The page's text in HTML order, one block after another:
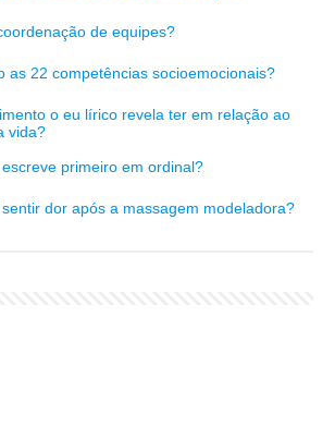
de equipes?
as 22 competências socioemocionais?
o eu lírico revela ter em relação ao
vida?
primeiro em ordinal?
dor após a massagem modeladora?